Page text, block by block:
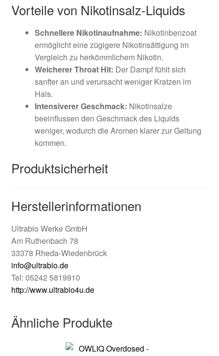
Vorteile von Nikotinsalz-Liquids
Schnellere Nikotinaufnahme: Nikotinbenzoat
ermöglicht eine zügigere Nikotinsättigung im
Vergleich zu herkömmlichem Nikotin.
Weicherer Throat Hit: Der Dampf fühlt sich
sanfter an und verursacht weniger Kratzen im
Hals.
Intensiverer Geschmack: Nikotinsalze
beeinflussen den Geschmack des Liquids
weniger, wodurch die Aromen klarer zur Geltung
kommen.
Produktsicherheit
Herstellerinformationen
Ultrabio Werke GmbH
Am Ruthenbach 78
33378 Rheda-Wiedenbrück
info@ultrabio.de
Tel: 05242 5819910
http://www.ultrabio4u.de
Ähnliche Produkte